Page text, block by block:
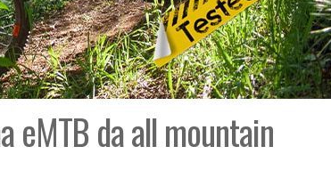
eMTB da all mountain